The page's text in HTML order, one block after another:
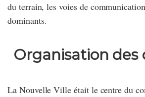
du terrain, les voies de
dominants.
Organisation des
La Nouvelle Ville était le centre du